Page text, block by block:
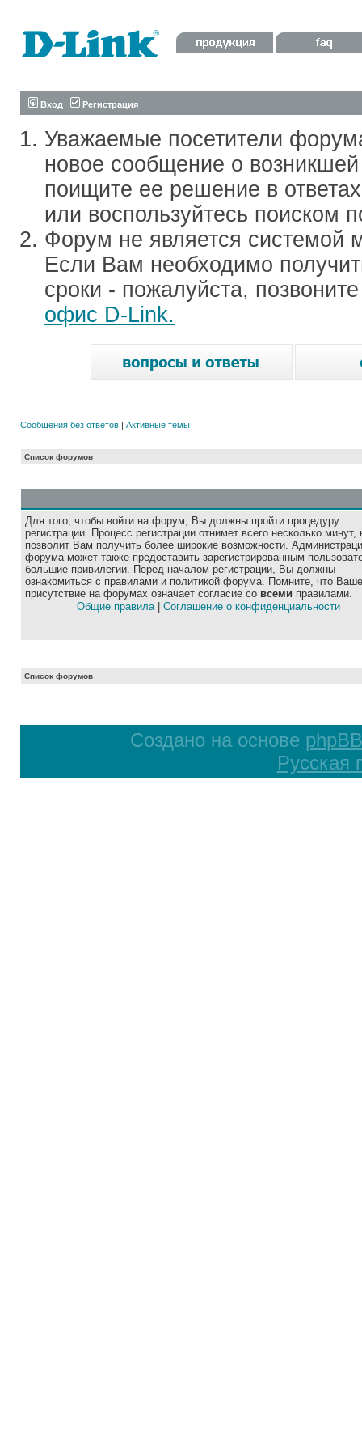
Вход Регистрация
Уважаемые посетители
новое сообщение о
поищите ее решение в
или воспользуйтесь поиском
Форум не является системой
Если Вам необходимо
сроки - пожалуйста,
офис D-Link.
Сообщения без ответов | Активные темы
Список форумов
Для того, чтобы войти на форум, Вы должны пройти процедуру
регистрации. Процесс регистрации отнимет всего несколько минут,
позволит Вам получить более широкие возможности.
форума может также предоставить зарегистрированным
большие привилегии. Перед началом регистрации, Вы должны
ознакомиться с правилами и политикой форума. Помните, что Ваше
присутствие на форумах означает согласие со всеми правилами.
Общие правила| Соглашение о конфиденциальности
Список форумов
Создано на основе phpBB
Русская